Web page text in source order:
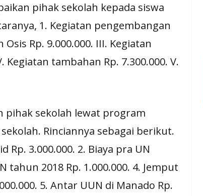
pihak sekolah kepada siswa
1. Kegiatan pengembangan
Rp. 9.000.000. III. Kegiatan
tambahan Rp. 7.300.000. V.
pihak sekolah lewat program
Rinciannya sebagai berikut.
3.000.000. 2. Biaya pra UN
tahun 2018 Rp. 1.000.000. 4. Jemput
5. Antar UUN di Manado Rp.